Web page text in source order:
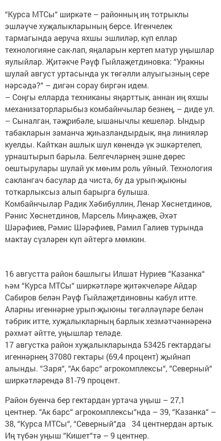
“Курса МТСы“ ширкәте – районның иң тотрыклы
эшләүче хуҗалыкларының берсе. Игенчелек
тармагында аеруча яхшы эшлиләр, күп еллар
технологияне сак-лап, яңаларын кертеп матур уңышлар
яулыйлар. Җитәкче Рәүф Гыйлаҗетдиновка: “Уракны
шулай август уртасында ук төгәлли алуыгызның сере
нәрсәдә?“ – дигән сорау биргән идем.
– Соңгы елларда техниканы яңарттык, аннан иң яхшы
механизаторларыбыз комбайнчылар безнең, – диде ул.
– Сыналган, тәҗрибәле, ышанычлы кешеләр. Ындыр
табакларын заманча җиһазландырдык, яңа линияләр
куелды. Кайткан ашлык шул көнендә үк эшкәртелеп,
урнаштырып барыла. Белгечләрнең эшне дөрес
оештырулары шулай ук мөһим роль уйный. Технология
саклангач басулар да чиста, бу да урып-җыюны
тоткарлыксыз алып барырга булыша.
Комбайнчылар Радик Хәбибуллин, Ленар Хөснетдинов,
Рәнис Хөснетдинов, Марсель Миңһаҗев, Әхәт
Шәрәфиев, Рәмис Шәрәфиев, Рамил Галиев турында
мактау сүзләрен күп әйтергә мөмкин.
16 августта район башлыгы Илшат Нуриев “Казанка“
һәм “Курса МТСы“ ширкәтләре җитәкчеләре Айдар
Сабиров белән Рәүф Гыйлаҗетдиновны кабул итте.
Аларны игеннәрне урып-җыюны төгәлләүләре белән
тәбрик итте, хуҗалыкларның барлык хезмәтчәннәренә
рәхмәт әйтте, уңышлар теләде.
17 августка район хуҗалыкларында 53425 гектардагы
игеннәрнең 37080 гектары (69,4 процент) җыйнап
алынды. “Заря“, “Ак барс“ агрокомплексы“, “Северный“
ширкәтләрендә 81-79 процент.
Район буенча бер гектардан уртача уңыш – 27,1
центнер. “Ак барс“ агрокомплексы“нда – 39, “Казанка“ –
38, “Курса МТСы“, “Северный“да 34 центнердан артык.
Иң түбән уңыш “Кишет“тә – 9 центнер.